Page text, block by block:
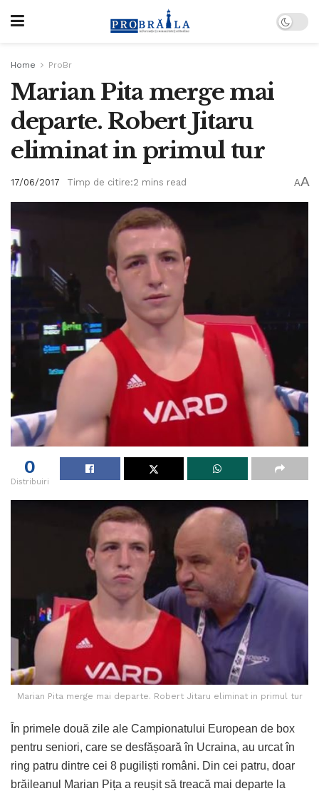
Home ProBr
Marian Pita merge mai
departe. Robert Jitaru
eliminat in primul tur
17/06/2017 Timp de citire:2 mins read AA
0
Distribuiri
Marian Pita merge mai departe. Robert Jitaru eliminat in primul tur
În primele două zile ale Campionatului European de box
pentru seniori, care se desfășoară în Ucraina, au urcat în
ring patru dintre cei 8 pugiliști români. Din cei patru, doar
brăileanul Marian Pița a reușit să treacă mai departe la